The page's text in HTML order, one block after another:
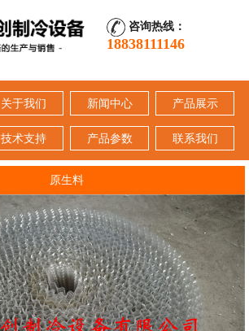
咨询热线：
18838111146
关于我们 新闻中心 产品展示
技术支持 产品参数 联系我们
原生料